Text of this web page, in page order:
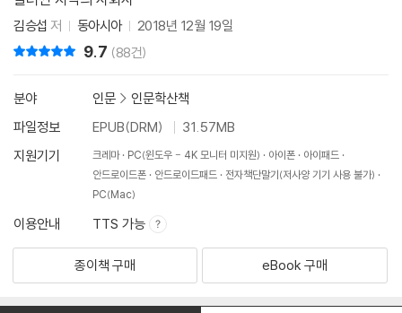
김승섭 저 동아시아 2018년 12월 19일
9.7 (88건)
분야 인문 > 인문학산책
파일정보
EPUB(DRM)
31.57MB
지원기기
크레마 PC(윈도우 - 4K 모니터 미지원) 아이폰
아이패드
안드로이드폰
안드로이드패드
전자책단말기(저사양 기기 사용 불가)
PC(Mac)
이용안내 TTS 가능
종이책 구매 eBook 구매